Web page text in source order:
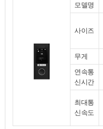
모델명
사이즈
무게
연속통
신시간
최대통
신속도